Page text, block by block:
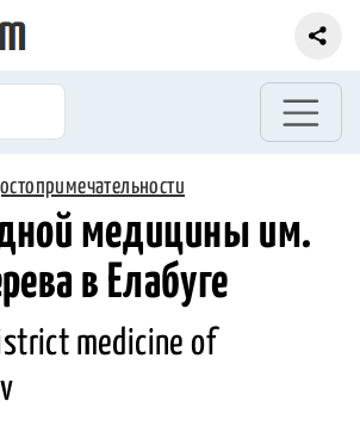
медицины им.
в Елабуге
medicine of